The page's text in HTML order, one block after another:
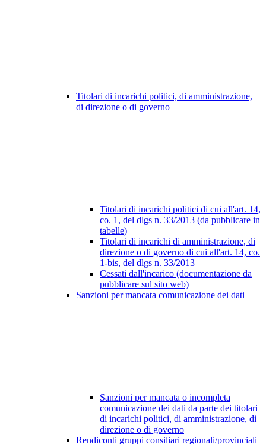
Titolari di incarichi politici, di amministrazione,
di direzione o di governo
Titolari di incarichi politici di cui all'art. 14,
co. 1, del dlgs n. 33/2013 (da pubblicare in
tabelle)
Titolari di incarichi di amministrazione, di
direzione o di governo di cui all'art. 14, co.
1-bis, del dlgs n. 33/2013
Cessati dall'incarico (documentazione da
pubblicare sul sito web)
Sanzioni per mancata comunicazione dei dati
Sanzioni per mancata o incompleta
comunicazione dei dati da parte dei titolari
di incarichi politici, di amministrazione, di
direzione o di governo
Rendiconti gruppi consiliari regionali/provinciali